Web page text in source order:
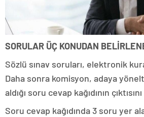
SORULAR ÜÇ KONUDAN
Sözlü sınav soruları, elektronik
Daha sonra komisyon, adaya
aldığı soru cevap kağıdının
Soru cevap kağıdında 3 soru yer